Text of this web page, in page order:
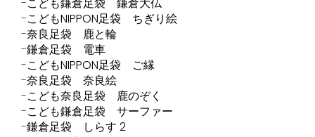
こどもNIPPON足袋 ちぎり絵
奈良足袋 鹿と輪
鎌倉足袋 電車
こどもNIPPON足袋 ご縁
奈良足袋 奈良絵
こども奈良足袋 鹿のぞく
こども鎌倉足袋 サーファー
鎌倉足袋 しらす 2